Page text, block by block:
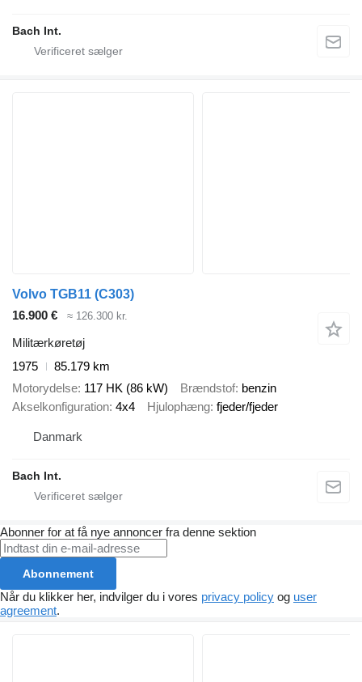
Bach Int.
Volvo TGB11 (C303)
16.900 €
≈ 126.300 kr.
Militærkøretøj
1975
85.179 km
Motorydelse 117 HK (86 kW) Brændstof benzin
Akselkonfiguration 4x4 Hjulophæng fjeder/fjeder
Danmark
Bach Int.
Abonner for at få nye annoncer fra denne sektion
Abonnement
Når du klikker her, indvilger du i vores privacy policy og user
agreement.